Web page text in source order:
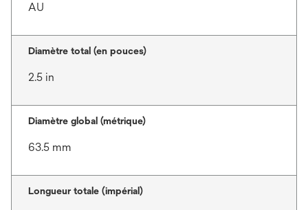
AU
Diamètre total (en pouces)
2.5 in
Diamètre global (métrique)
63.5 mm
Longueur totale (impérial)